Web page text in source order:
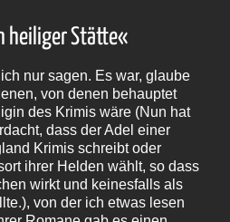
heiliger Stätte«
nur sagen. Es war, glaube
von denen behauptet
des Krimis wäre (Nun hat
dass der Adel einer
Krimis schreibt oder
ihrer Helden wählt, so dass
wirkt und keinesfalls als
von der ich etwas lesen